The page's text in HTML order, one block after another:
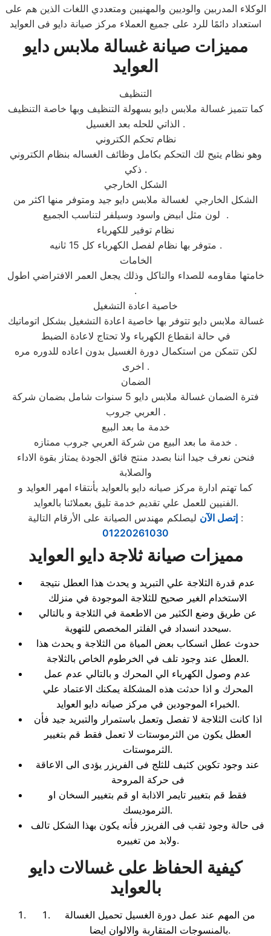
الوكلاء المدربين والوديين والمهنيين ومتعددي اللغات الذين هم على
استعداد دائمًا للرد على جميع العملاء مركز صيانة دايو فى العوايد
مميزات صيانة غسالة ملابس دايو
العوايد
التنظيف
كما تتميز غسالة ملابس دايو بسهولة التنظيف وبها خاصة التنظيف
الذاتي للحله بعد الغسيل .
نظام تحكم الكتروني
وهو نظام يتيح لك التحكم بكامل وظائف الغساله بنظام الكتروني
ذكي .
الشكل الخارجي
الشكل الخارجي لغسالة ملابس دايو جيد ومتوفر منها اكثر من
لون مثل ابيض واسود وسيلفر لتناسب الجميع .
نظام توفير للكهرباء
متوفر بها نظام لفصل الكهرباء كل 15 ثانيه .
الخامات
خامتها مقاومه للصداء والتاكل وذلك يجعل العمر الافتراضي اطول
.
خاصية اعادة التشغيل
غسالة ملابس دايو تتوفر بها خاصية اعادة التشغيل بشكل اتوماتيك
في حالة انقطاع الكهرباء ولا تحتاج لاعادة الضبط
لكن تتمكن من استكمال دورة الغسيل بدون اعاده للدوره مره
اخرى .
الضمان
فترة الضمان غسالة ملابس دايو 5 سنوات شامل بضمان شركة
العربي جروب .
خدمة ما بعد البيع
خدمة ما بعد البيع من شركة العربي جروب ممتازه .
فنحن نعرف جيدا اننا بصدد منتج فائق الجودة يمتاز بقوة الاداء
والصلابة
كما تهتم ادارة مركز صيانه دايو بالعوايد بأنتقاء امهر العوايد و
الفنيين للعمل علي تقديم خدمة تليق بعملائنا بالعوايد.
إتصل الآن ليصلكم مهندس الصيانة على الأرقام التالية :
01220261030
مميزات صيانة ثلاجة دايو العوايد
عدم قدرة الثلاجة علي التبريد و يحدث هذا العطل نتيجة
الاستخدام الغير صحيح للثلاجة الموجودة في منزلك
عن طريق وضع الكثير من الاطعمة في الثلاجة و بالتالي
سيحدد انسداد في الفلتر المخصص للتهوية.
حدوث عطل انسكاب بعض المياة من الثلاجة و يحدث هذا
العطل عند وجود تلف في الخرطوم الخاص بالثلاجة.
عدم وصول الكهرباء الي المحرك و بالتالي عدم عمل
المحرك و اذا حدثت هذه المشكلة يمكنك الاعتماد علي
الخبراء الموجودين في مركز صيانه دايو العوايد.
اذا كانت الثلاجة لا تفصل وتعمل باستمرار والتبريد جيد فأن
العطل يكون من الثرموستات لا تعمل فقط قم بتغيير
الثرموستات.
عند وجود تكوين كثيف للثلج فى الفريزر يؤدى الى الاعاقة
فى حركة المروحة
فقط قم بتغيير تايمر الاذابة او قم بتغيير السخان او
الثرموديسك.
فى حالة وجود ثقب فى الفريزر فأنه يكون بهذا الشكل تالف
ولابد من تغييره.
كيفية الحفاظ على غسالات دايو
بالعوايد
من المهم عند عمل دورة الغسيل تحميل الغسالة
بالمنسوجات المتقاربة والالوان ايضا.